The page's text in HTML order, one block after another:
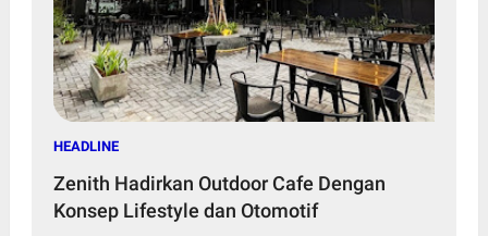
HEADLINE
Zenith Hadirkan Outdoor Cafe Dengan
Konsep Lifestyle dan Otomotif